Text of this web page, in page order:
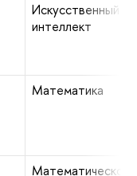
Искусственный
интеллект
Математика
Математическое